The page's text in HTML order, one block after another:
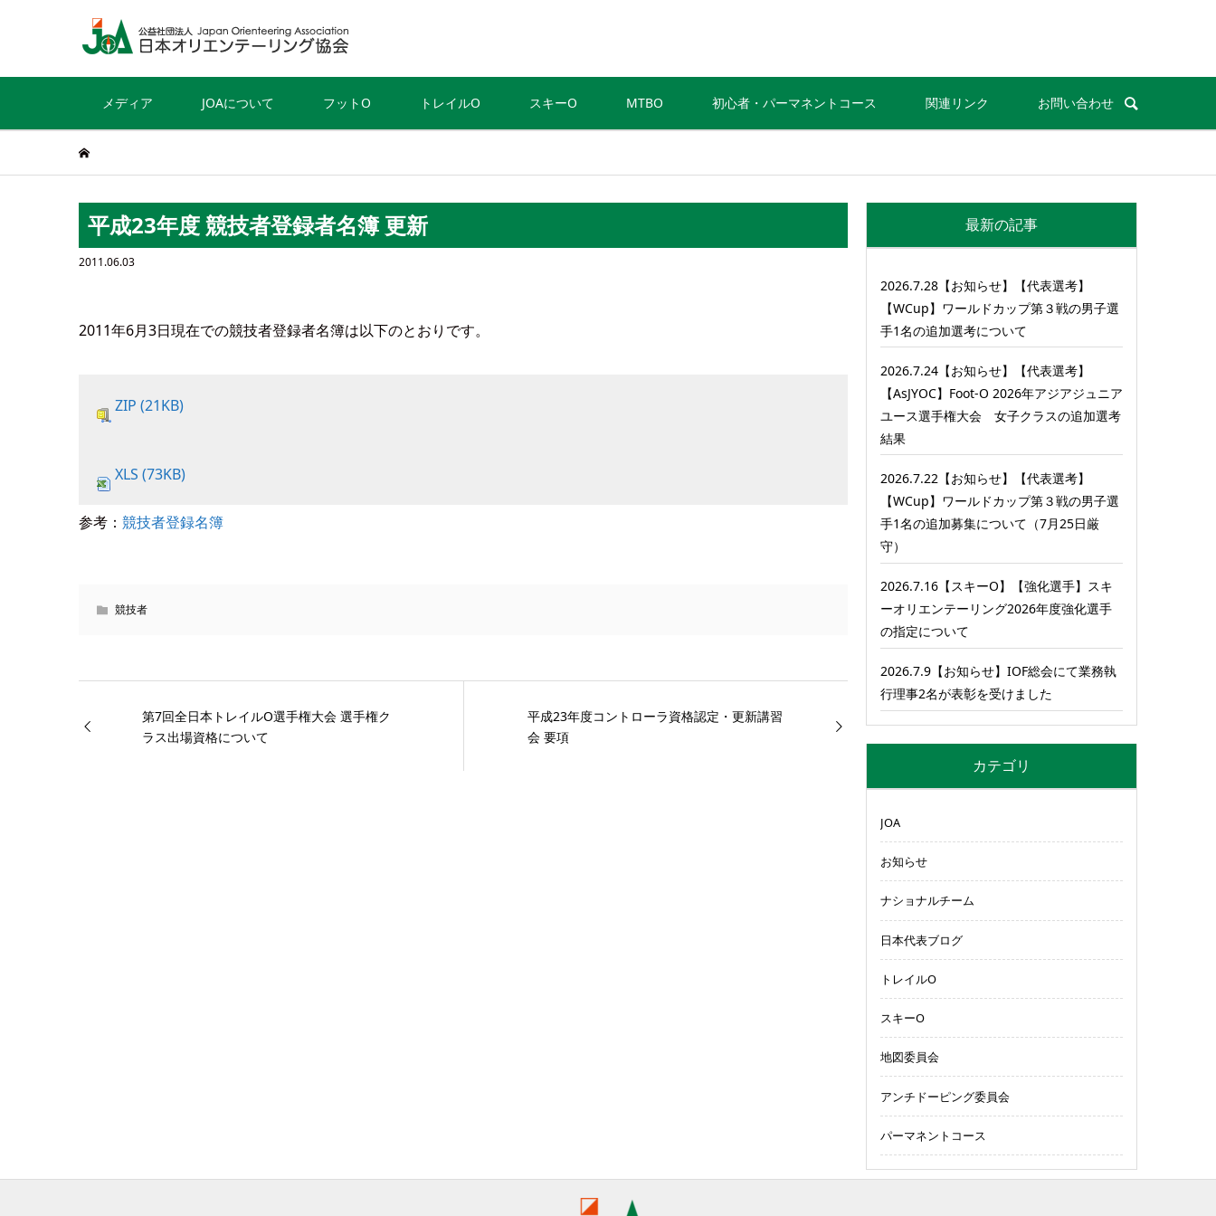
メディア JOAについて フットO トレイルO スキーO MTBO 初心者・パーマネントコース 関連リンク お問い合わせ
平成23年度 競技者登録者名簿 更新
2011.06.03
2011年6月3日現在での競技者登録者名簿は以下のとおりです。
ZIP (21KB)
XLS (73KB)
参考： 競技者登録名簿
競技者
第7回全日本トレイルO選手権大会 選手権ク
ラス出場資格について
平成23年度コントローラ資格認定・更新講習
会 要項
最新の記事
2026.7.28【お知らせ】【代表選考】
【WCup】ワールドカップ第３戦の男子選
手1名の追加選考について
2026.7.24【お知らせ】【代表選考】
【AsJYOC】Foot-O 2026年アジアジュニア
ユース選手権大会 女子クラスの追加選考
結果
2026.7.22【お知らせ】【代表選考】
【WCup】ワールドカップ第３戦の男子選
手1名の追加募集について（7月25日厳
守）
2026.7.16【スキーO】【強化選手】スキ
ーオリエンテーリング2026年度強化選手
の指定について
2026.7.9【お知らせ】IOF総会にて業務執
行理事2名が表彰を受けました
カテゴリ
JOA
お知らせ
ナショナルチーム
日本代表ブログ
トレイルO
スキーO
地図委員会
アンチドーピング委員会
パーマネントコース